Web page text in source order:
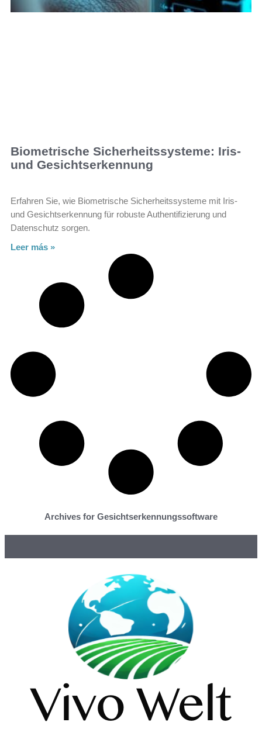
Biometrische Sicherheitssysteme: Iris-
und Gesichtserkennung
Erfahren Sie, wie Biometrische Sicherheitssysteme mit Iris-
und Gesichtserkennung für robuste Authentifizierung und
Datenschutz sorgen.
Leer más »
Archives for Gesichtserkennungssoftware